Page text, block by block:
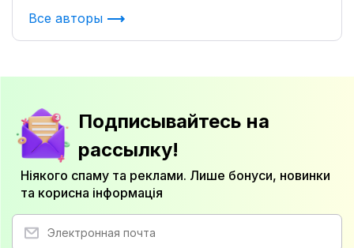
Все авторы
Подписывайтесь на
рассылку!
Ніякого спаму та реклами. Лише бонуси, новинки
та корисна інформація